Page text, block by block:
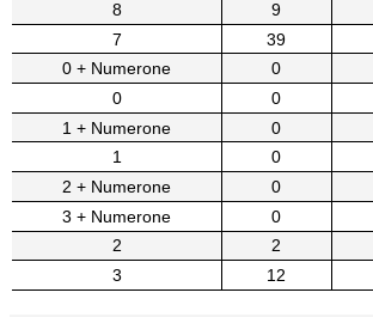
8
9
7
39
0 + Numerone
0
0
0
1 + Numerone
0
1
0
2 + Numerone
0
3 + Numerone
0
2
2
3
12